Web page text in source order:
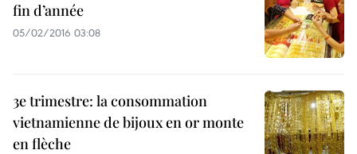
fin d’année
05/02/2016 03:08
3e trimestre: la consommation
vietnamienne de bijoux en or monte
en flèche